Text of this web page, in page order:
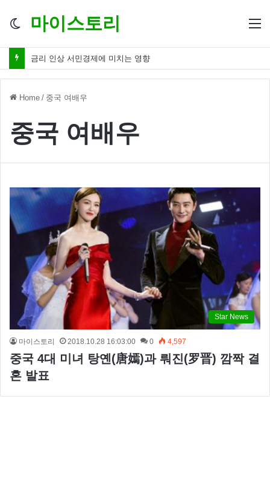
Switch
마이스토리
금리 인상 서민경제에 미치는 영향
Home / 중국 여배우
중국 여배우
Star News
마이스토리 2018.10.28 16:03:00 0 4,597
중국 4대 미녀 탕옌(唐嫣)과 뤄진(罗晋) 깜짝 결
혼 발표